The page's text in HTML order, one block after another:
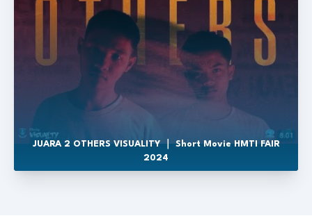
JUARA 2 OTHERS VISUALITY ｜ Short Movie HMTI FAIR
2024